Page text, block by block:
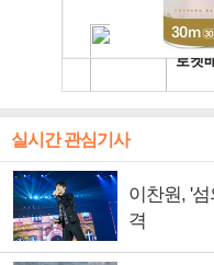
실시간 관심기사
이찬원, '
격